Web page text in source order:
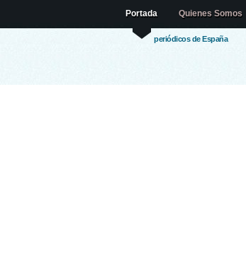
periódicos de España
Portada Quienes Somos